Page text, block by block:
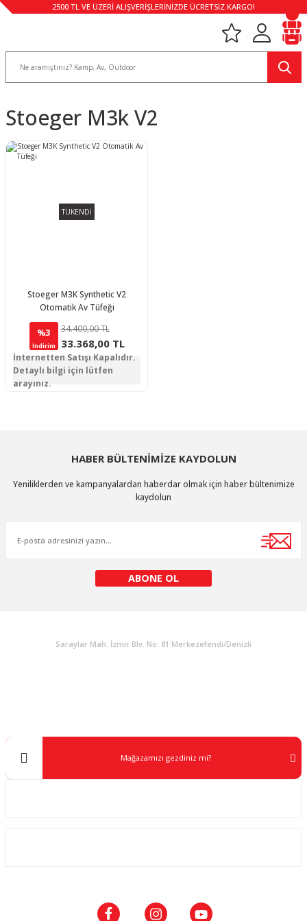
2500 TL VE ÜZERİ ALIŞVERİŞLERİNİZDE ÜCRETSİZ KARGO!
Stoeger M3k V2
TÜKENDİ
Stoeger M3K Synthetic V2
Otomatik Av Tüfeği
%3
İndirim
34.400,00 TL
33.368,00 TL
İnternetten Satışı Kapalıdır.
Detaylı bilgi için lütfen
arayınız.
HABER BÜLTENİMİZE KAYDOLUN
Yeniliklerden ve kampanyalardan haberdar olmak için haber bültenimize
kaydolun
ABONE OL
Saraylar Mah. İzmir Blv. No: 81 Merkezefendi/Denizli
Mağazamızı gezdiniz mi?